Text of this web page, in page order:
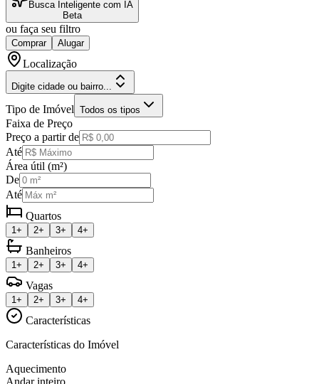
Busca Inteligente com IA
Beta
ou faça seu filtro
Comprar Alugar
Localização
Digite cidade ou bairro...
Tipo de Imóvel Todos os tipos
Faixa de Preço
Preço a partir de
Até
Área útil (m²)
De
Até
Quartos
1+ 2+ 3+ 4+
Banheiros
1+ 2+ 3+ 4+
Vagas
1+ 2+ 3+ 4+
Características
Características do Imóvel
Aquecimento
Andar inteiro